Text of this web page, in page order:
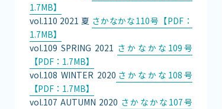
1.7MB】
vol.110 2021 夏 さかなかな110号【PDF：
1.7MB】
vol.109 SPRING 2021 さかなかな109号
【PDF：1.7MB】
vol.108 WINTER 2020 さかなかな108号
【PDF：1.7MB】
vol.107 AUTUMN 2020 さかなかな107号